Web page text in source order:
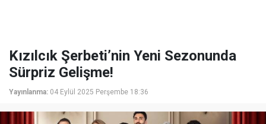
Kızılcık Şerbeti’nin Yeni Sezonunda
Sürpriz Gelişme!
Yayınlanma: 04 Eylül 2025 Perşembe 18:36